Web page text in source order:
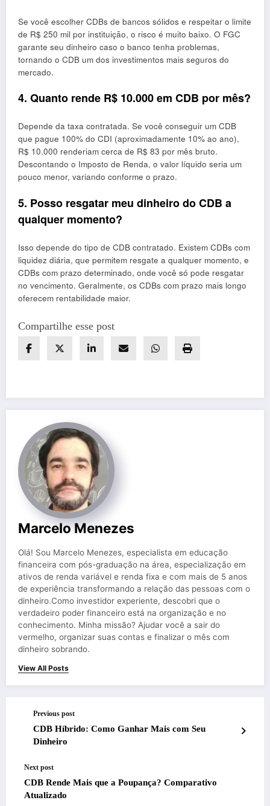
Se você escolher CDBs de bancos sólidos e respeitar o limite
de R$ 250 mil por instituição, o risco é muito baixo. O FGC
garante seu dinheiro caso o banco tenha problemas,
tornando o CDB um dos investimentos mais seguros do
mercado.
4. Quanto rende R$ 10.000 em CDB por mês?
Depende da taxa contratada. Se você conseguir um CDB
que pague 100% do CDI (aproximadamente 10% ao ano),
R$ 10.000 renderiam cerca de R$ 83 por mês bruto.
Descontando o Imposto de Renda, o valor líquido seria um
pouco menor, variando conforme o prazo.
5. Posso resgatar meu dinheiro do CDB a
qualquer momento?
Isso depende do tipo de CDB contratado. Existem CDBs com
liquidez diária, que permitem resgate a qualquer momento, e
CDBs com prazo determinado, onde você só pode resgatar
no vencimento. Geralmente, os CDBs com prazo mais longo
oferecem rentabilidade maior.
Compartilhe esse post
Marcelo Menezes
Olá! Sou Marcelo Menezes, especialista em educação
financeira com pós-graduação na área, especialização em
ativos de renda variável e renda fixa e com mais de 5 anos
de experiência transformando a relação das pessoas com o
dinheiro.Como investidor experiente, descobri que o
verdadeiro poder financeiro está na organização e no
conhecimento. Minha missão? Ajudar você a sair do
vermelho, organizar suas contas e finalizar o mês com
dinheiro sobrando.
View All Posts
Previous post
CDB Híbrido: Como Ganhar Mais com Seu
Dinheiro
Next post
CDB Rende Mais que a Poupança? Comparativo
Atualizado